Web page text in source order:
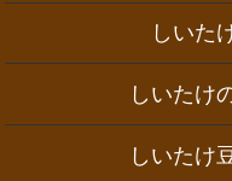
しいた
しいたけ
しいたけ